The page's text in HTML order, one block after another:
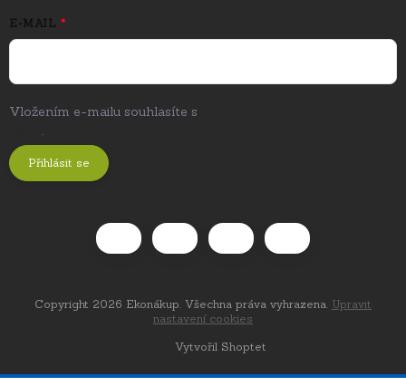
E-MAIL
Vložením e-mailu souhlasíte s
.
Přihlásit se
Vytvořil Shoptet
Copyright 2026 Ekonákup. Všechna práva vyhrazena. Upravit
nastavení cookies